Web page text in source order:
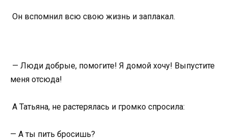
Он вспомнил всю свою жизнь и заплакал.
— Люди добрые, помогите! Я домой хочу! Выпустите
меня отсюда!
А Татьяна, не растерялась и громко спросила:
— А ты пить бросишь?